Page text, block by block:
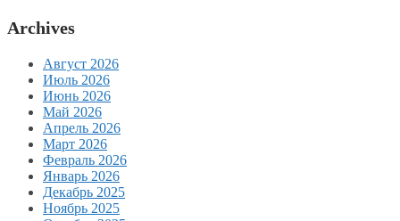
Archives
Август 2026
Июль 2026
Июнь 2026
Май 2026
Апрель 2026
Март 2026
Февраль 2026
Январь 2026
Декабрь 2025
Ноябрь 2025